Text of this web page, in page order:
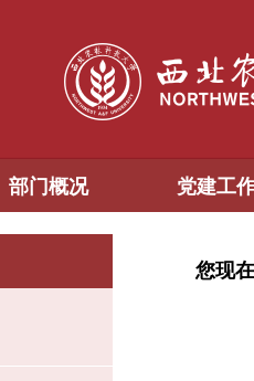
部门概况 党建工
您现